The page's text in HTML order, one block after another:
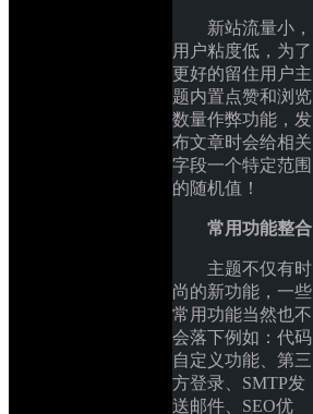
新站流量小，
用户粘度低，为了
更好的留住用户主
题内置点赞和浏览
数量作弊功能，发
布文章时会给相关
字段一个特定范围
的随机值！
常用功能整合
主题不仅有时
尚的新功能，一些
常用功能当然也不
会落下例如：代码
自定义功能、第三
方登录、SMTP发
送邮件、SEO优